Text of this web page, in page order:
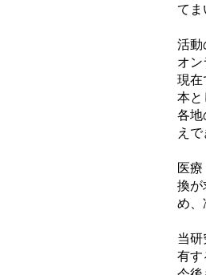
てま
活動
オ
現在
本と
各地
え
医
換が
め、
当
有す